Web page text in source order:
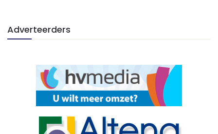
Adverteerders